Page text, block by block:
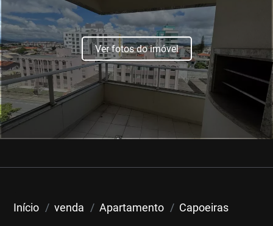
Ver fotos do imóvel
Início venda Apartamento Capoeiras